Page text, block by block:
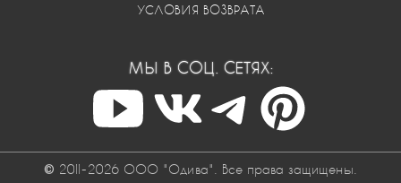
УСЛОВИЯ ВОЗВРАТА
МЫ В СОЦ. СЕТЯХ:
© 2011-2026 ООО "Одива". Все права защищены.